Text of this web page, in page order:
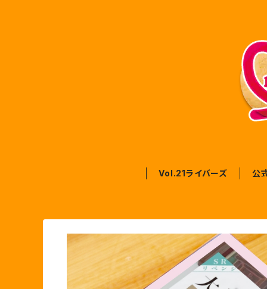
Vol.21ライバーズ 公